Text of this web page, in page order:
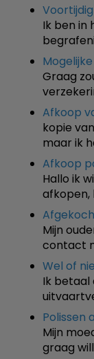
Ik ben in
Graag
Afkoop
kopie
maar ik
Afkoop
Hallo ik
afkopen,
Mijn
contact
Wel of
Ik betaal
Polissen
Mijn
graag